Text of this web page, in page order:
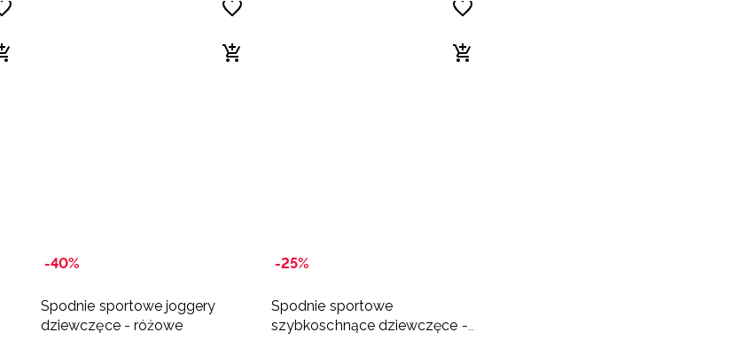
-40%
Spodnie sportowe joggery
dziewczęce - różowe
-25%
Spodnie sportowe
szybkoschnące dziewczęce -